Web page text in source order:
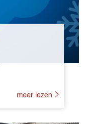
meer lezen